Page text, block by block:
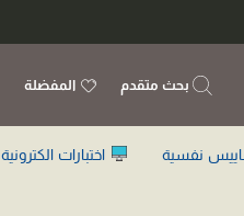
بحث متقدم المفضلة
نفسية اختبارات الكترونية